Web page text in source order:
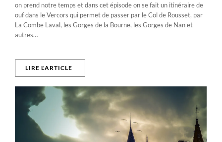
on prend notre temps et dans cet épisode on se fait un itinéraire de
ouf dans le Vercors qui permet de passer par le Col de Rousset, par
La Combe Laval, les Gorges de la Bourne, les Gorges de Nan et
autres…
LIRE L'ARTICLE